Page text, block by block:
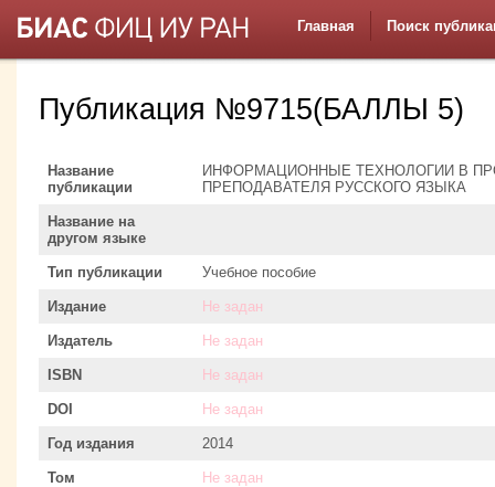
Главная Поиск
Публикация №9715(БАЛЛЫ 5)
Название
публикации
ИНФОРМАЦИОННЫЕ ТЕХНОЛОГИИ В
ПРЕПОДАВАТЕЛЯ РУССКОГО ЯЗЫКА
Название на
другом языке
Тип публикации Учебное пособие
Издание Не задан
Издатель Не задан
ISBN Не задан
DOI Не задан
Год издания 2014
Том Не задан